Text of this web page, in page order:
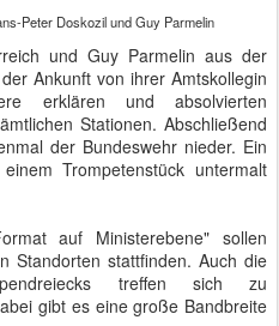
Peter Doskozil und Guy Parmelin
und Guy Parmelin aus der
Ankunft von ihrer Amtskollegin
erklären und absolvierten
Stationen. Abschließend
der Bundeswehr nieder. Ein
Trompetenstück untermalt
auf Ministerebene" sollen
Standorten stattfinden. Auch die
treffen sich zu
gibt es eine große Bandbreite